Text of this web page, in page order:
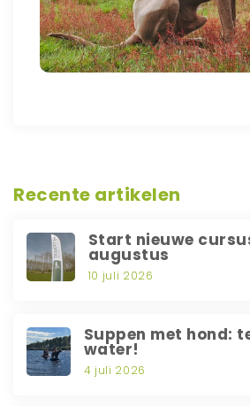
Recente artikelen
Start nieuwe
augustus
10 juli 2026
Suppen met hond:
water!
4 juli 2026